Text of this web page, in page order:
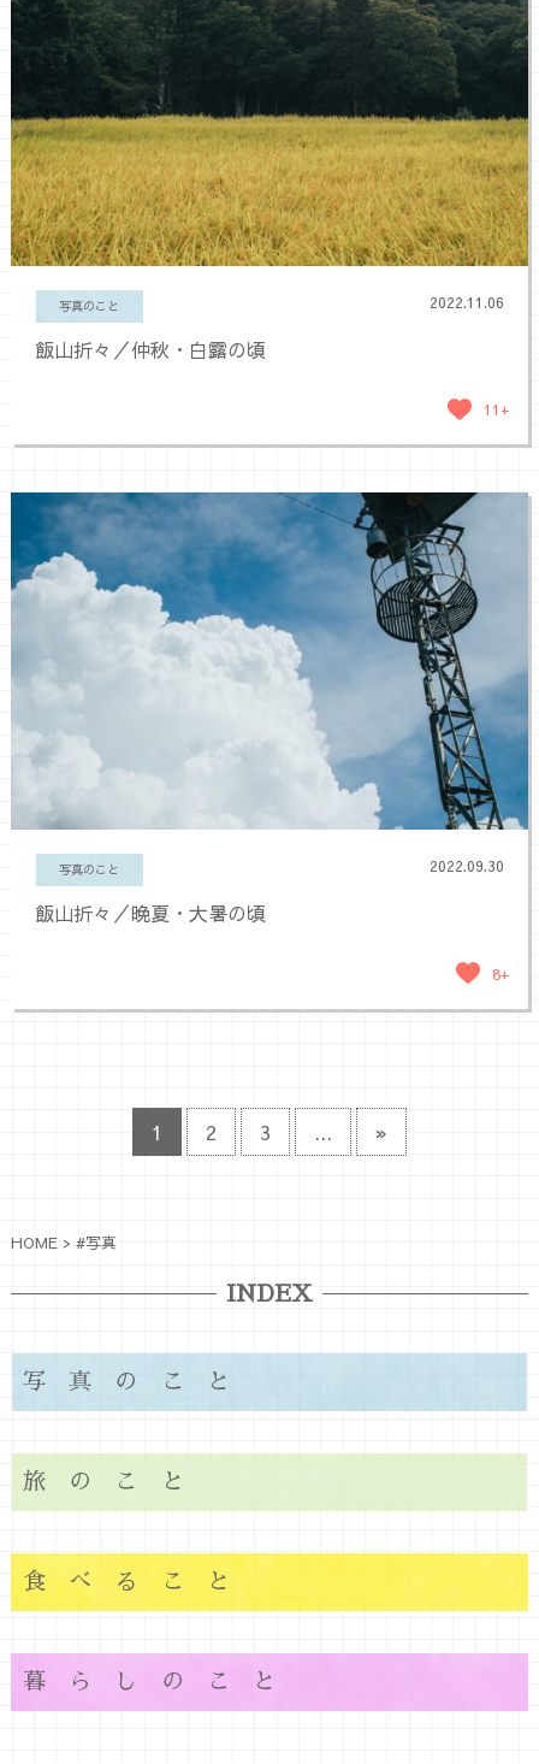
写真のこと 2022.11.06
飯山折々／仲秋・白露の頃
11+
写真のこと 2022.09.30
飯山折々／晩夏・大暑の頃
8+
1 2 3 ... »
HOME> #写真
INDEX
写真のこと
旅のこと
食べること
暮らしのこと